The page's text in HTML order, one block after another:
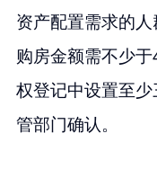
资产配置需求的人
购房金额需不少
权登记中设置至
管部门确认。